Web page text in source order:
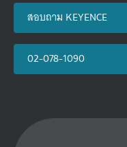
สอบถาม KEYENCE
02-078-1090